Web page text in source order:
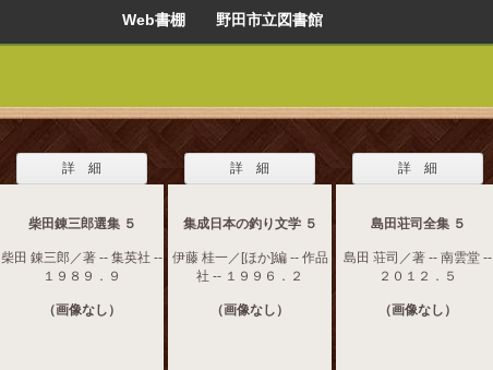
Web書棚 野田市立図書館
詳 細
柴田錬三郎選集 ５
柴田 錬三郎／著 -- 集英社 --
１９８９．９
（画像なし）
詳 細
集成日本の釣り文学 ５
伊藤 桂一／[ほか]編 -- 作品
社 -- １９９６．２
（画像なし）
詳 細
島田荘司全集 ５
島田 荘司／著 -- 南雲堂 --
２０１２．５
（画像なし）